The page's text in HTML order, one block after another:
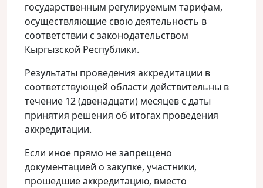
государственным регулируемым тарифам,
осуществляющие свою деятельность в
соответствии с законодательством
Кыргызской Республики.
Результаты проведения аккредитации в
соответствующей области действительны в
течение 12 (двенадцати) месяцев с даты
принятия решения об итогах проведения
аккредитации.
Если иное прямо не запрещено
документацией о закупке, участники,
прошедшие аккредитацию, вместо